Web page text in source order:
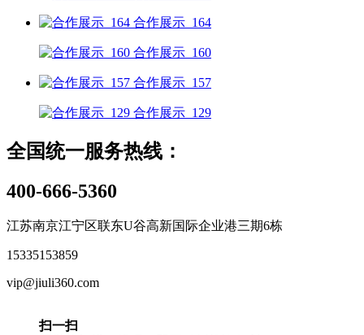
合作展示_164
合作展示_160
合作展示_157
合作展示_129
全国统一服务热线：
400-666-5360
江苏南京江宁区联东U谷高新国际企业港三期6栋
15335153859
vip@jiuli360.com
扫一扫